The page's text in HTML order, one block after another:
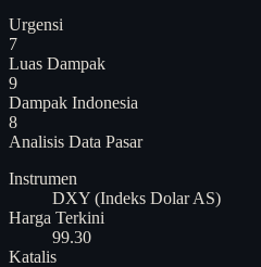
Urgensi
7
Luas Dampak
9
Dampak Indonesia
8
Analisis Data Pasar
Instrumen
DXY (Indeks Dolar AS)
Harga Terkini
99.30
Katalis